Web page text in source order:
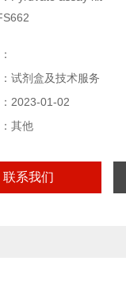
试剂盒及技术服务
2023-01-02
其他
联系我们